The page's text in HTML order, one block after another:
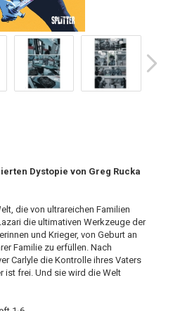
Dystopie von Greg Rucka
die von ultrareichen Familien
die ultimativen Werkzeuge der
und Krieger, von Geburt an
Familie zu erfüllen. Nach
Carlyle die Kontrolle ihres Vaters
ist frei. Und sie wird die Welt